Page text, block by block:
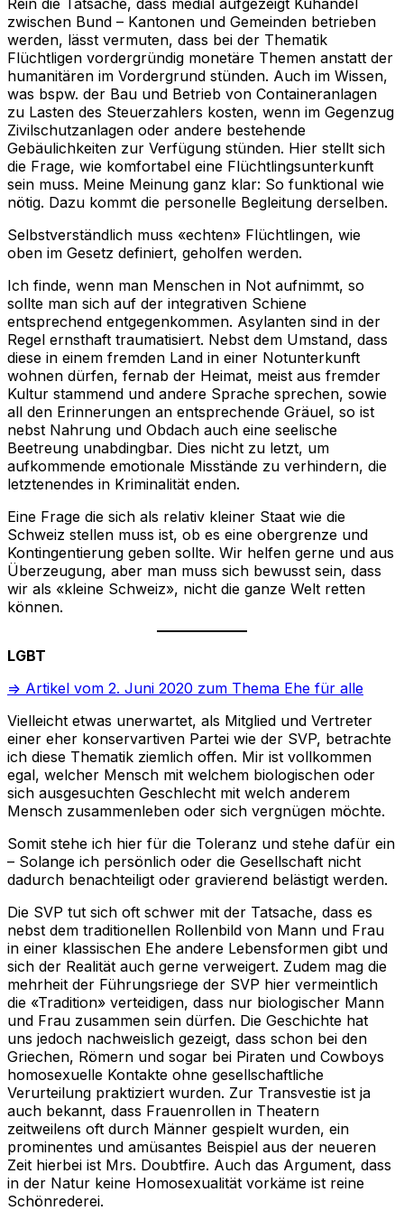
zwischen Bund – Kantonen und Gemeinden betrieben
werden, lässt vermuten, dass bei der Thematik
Flüchtligen vordergründig monetäre Themen anstatt der
humanitären im Vordergrund stünden. Auch im Wissen,
was bspw. der Bau und Betrieb von Containeranlagen
zu Lasten des Steuerzahlers kosten, wenn im Gegenzug
Zivilschutzanlagen oder andere bestehende
Gebäulichkeiten zur Verfügung stünden. Hier stellt sich
die Frage, wie komfortabel eine Flüchtlingsunterkunft
sein muss. Meine Meinung ganz klar: So funktional wie
nötig. Dazu kommt die personelle Begleitung derselben.
Selbstverständlich muss «echten» Flüchtlingen, wie
oben im Gesetz definiert, geholfen werden.
Ich finde, wenn man Menschen in Not aufnimmt, so
sollte man sich auf der integrativen Schiene
entsprechend entgegenkommen. Asylanten sind in der
Regel ernsthaft traumatisiert. Nebst dem Umstand, dass
diese in einem fremden Land in einer Notunterkunft
wohnen dürfen, fernab der Heimat, meist aus fremder
Kultur stammend und andere Sprache sprechen, sowie
all den Erinnerungen an entsprechende Gräuel, so ist
nebst Nahrung und Obdach auch eine seelische
Beetreung unabdingbar. Dies nicht zu letzt, um
aufkommende emotionale Misstände zu verhindern, die
letztenendes in Kriminalität enden.
Eine Frage die sich als relativ kleiner Staat wie die
Schweiz stellen muss ist, ob es eine obergrenze und
Kontingentierung geben sollte. Wir helfen gerne und aus
Überzeugung, aber man muss sich bewusst sein, dass
wir als «kleine Schweiz», nicht die ganze Welt retten
können.
LGBT
=> Artikel vom 2. Juni 2020 zum Thema Ehe für alle
Vielleicht etwas unerwartet, als Mitglied und Vertreter
einer eher konservartiven Partei wie der SVP, betrachte
ich diese Thematik ziemlich offen. Mir ist vollkommen
egal, welcher Mensch mit welchem biologischen oder
sich ausgesuchten Geschlecht mit welch anderem
Mensch zusammenleben oder sich vergnügen möchte.
Somit stehe ich hier für die Toleranz und stehe dafür ein
– Solange ich persönlich oder die Gesellschaft nicht
dadurch benachteiligt oder gravierend belästigt werden.
Die SVP tut sich oft schwer mit der Tatsache, dass es
nebst dem traditionellen Rollenbild von Mann und Frau
in einer klassischen Ehe andere Lebensformen gibt und
sich der Realität auch gerne verweigert. Zudem mag die
mehrheit der Führungsriege der SVP hier vermeintlich
die «Tradition» verteidigen, dass nur biologischer Mann
und Frau zusammen sein dürfen. Die Geschichte hat
uns jedoch nachweislich gezeigt, dass schon bei den
Griechen, Römern und sogar bei Piraten und Cowboys
homosexuelle Kontakte ohne gesellschaftliche
Verurteilung praktiziert wurden. Zur Transvestie ist ja
auch bekannt, dass Frauenrollen in Theatern
zeitweilens oft durch Männer gespielt wurden, ein
prominentes und amüsantes Beispiel aus der neueren
Zeit hierbei ist Mrs. Doubtfire. Auch das Argument, dass
in der Natur keine Homosexualität vorkäme ist reine
Schönrederei.